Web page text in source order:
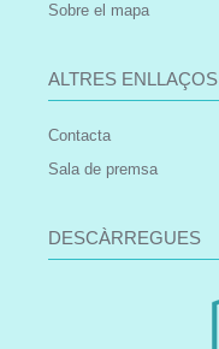
Sobre el mapa
ALTRES ENLLAÇOS
Contacta
Sala de premsa
DESCÀRREGUES